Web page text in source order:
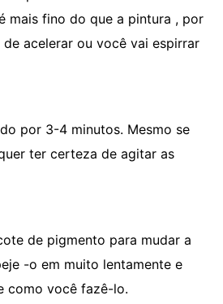
mais fino do que a pintura , por
de acelerar ou você vai espirrar
por 3-4 minutos. Mesmo se
ter certeza de agitar as
de pigmento para mudar a
-o em muito lentamente e
como você fazê-lo.